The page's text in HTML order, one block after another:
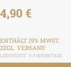
4,90 €
ENTHÄLT 19% MWST.
ZZGL. VERSAND
LIEFERZEIT: 3-5 WERKTAGE